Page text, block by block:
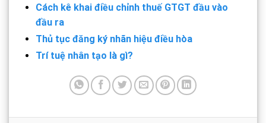
Cách kê khai điều chỉnh thuế GTGT đầu vào
đầu ra
Thủ tục đăng ký nhãn hiệu điều hòa
Trí tuệ nhân tạo là gì?